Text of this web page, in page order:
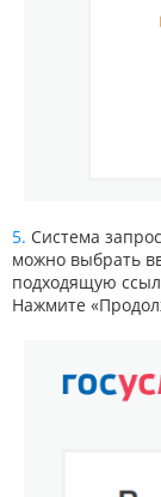
Система
можно выбрать
подходящую
Нажмите